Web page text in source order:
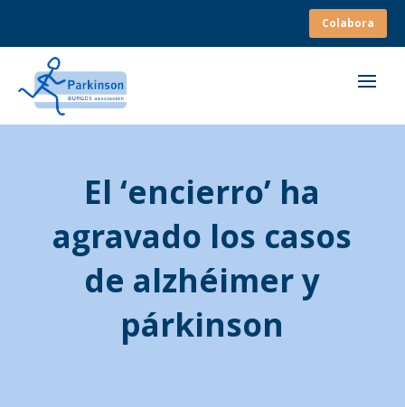
Colabora
El ‘encierro’ ha
agravado los casos
de alzhéimer y
párkinson